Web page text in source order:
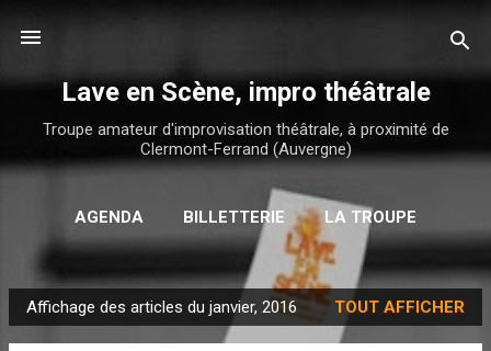
Lave en Scène, impro théâtrale
Troupe amateur d'improvisation théâtrale, à proximité de
Clermont-Ferrand (Auvergne)
AGENDA BILLETTERIE LA TROUPE
CONTACT
A
Affichage des articles du janvier, 2016 TOUT AFFICHER